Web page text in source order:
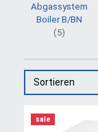
Abgassystem
Boiler B/BN
(5)
Sortieren
sale